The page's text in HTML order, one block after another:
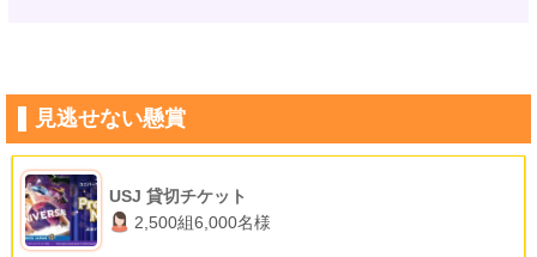
見逃せない懸賞
USJ 貸切チケット
2,500組6,000名様